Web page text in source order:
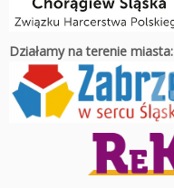
Działamy na terenie miasta: